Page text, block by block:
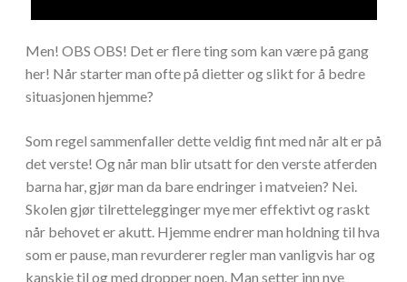
Men! OBS OBS! Det er flere ting som kan være på gang
her! Når starter man ofte på dietter og slikt for å bedre
situasjonen hjemme?
Som regel sammenfaller dette veldig fint med når alt er på
det verste! Og når man blir utsatt for den verste atferden
barna har, gjør man da bare endringer i matveien? Nei.
Skolen gjør tilrettelegginger mye mer effektivt og raskt
når behovet er akutt. Hjemme endrer man holdning til hva
som er pause, man revurderer regler man vanligvis har og
kanskje til og med dropper noen. Man setter inn nye